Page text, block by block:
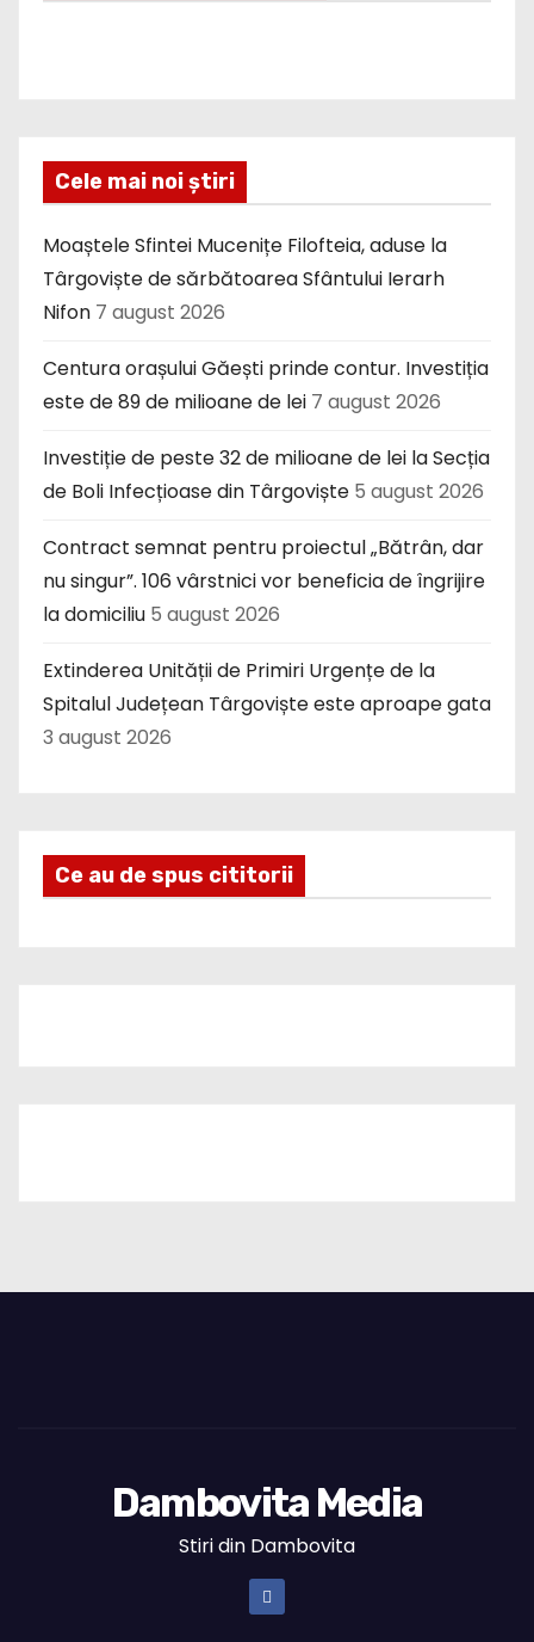
Cele mai noi știri
Moaștele Sfintei Mucenițe Filofteia, aduse la
Târgoviște de sărbătoarea Sfântului Ierarh
Nifon 7 august 2026
Centura orașului Găești prinde contur. Investiția
este de 89 de milioane de lei 7 august 2026
Investiție de peste 32 de milioane de lei la Secția
de Boli Infecțioase din Târgoviște 5 august 2026
Contract semnat pentru proiectul „Bătrân, dar
nu singur”. 106 vârstnici vor beneficia de îngrijire
la domiciliu 5 august 2026
Extinderea Unității de Primiri Urgențe de la
Spitalul Județean Târgoviște este aproape gata
3 august 2026
Ce au de spus cititorii
Dambovita Media
Stiri din Dambovita